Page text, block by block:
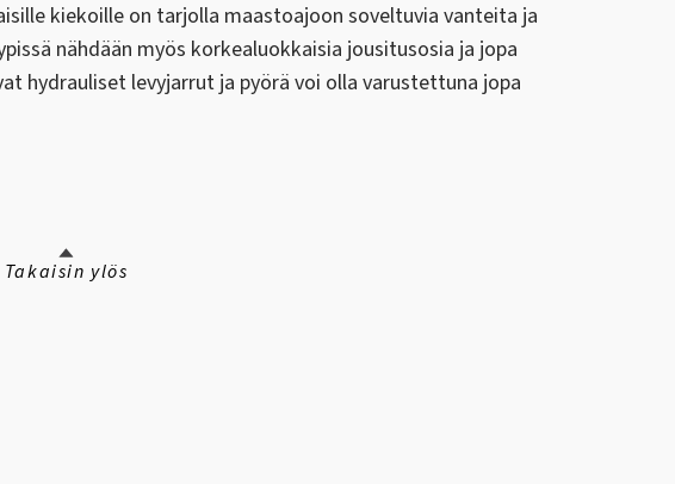
kiekoille on tarjolla maastoajoon soveltuvia vanteita ja
nähdään myös korkealuokkaisia jousitusosia ja jopa
hydrauliset levyjarrut ja pyörä voi olla varustettuna jopa
Takaisin ylös